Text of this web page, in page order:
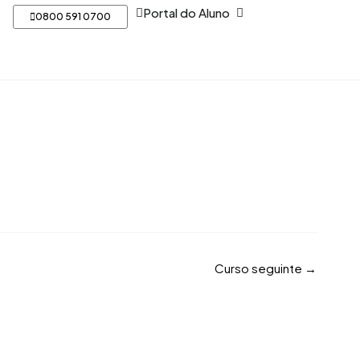
0800 591 0700 Portal do Aluno Open Portal do Aluno
Curso seguinte →